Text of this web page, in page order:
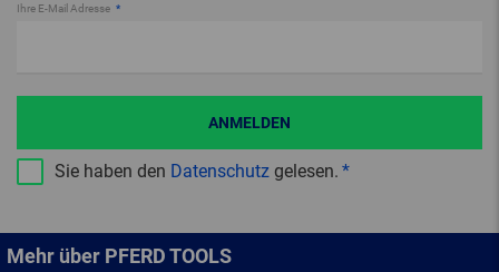
Ihre E-Mail Adresse
Sie haben den Datenschutz gelesen.
ANMELDEN
Mehr über PFERD TOOLS